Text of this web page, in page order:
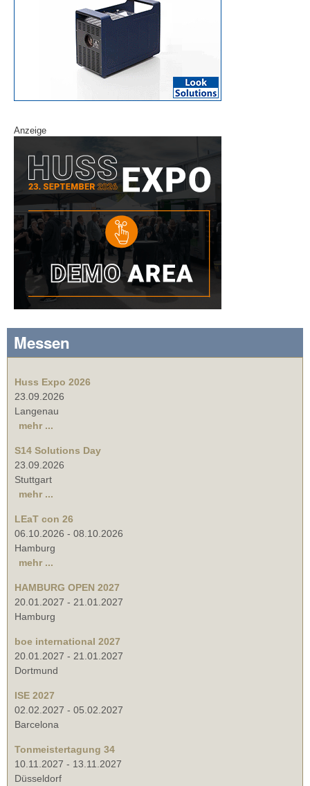
Anzeige
Messen
Huss Expo 2026
23.09.2026
Langenau
mehr ...
S14 Solutions Day
23.09.2026
Stuttgart
mehr ...
LEaT con 26
06.10.2026 - 08.10.2026
Hamburg
mehr ...
HAMBURG OPEN 2027
20.01.2027 - 21.01.2027
Hamburg
boe international 2027
20.01.2027 - 21.01.2027
Dortmund
ISE 2027
02.02.2027 - 05.02.2027
Barcelona
Tonmeistertagung 34
10.11.2027 - 13.11.2027
Düsseldorf